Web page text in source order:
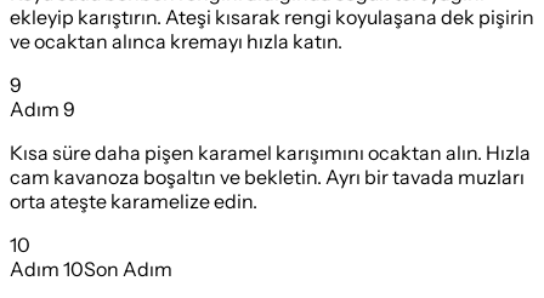
ekleyip karıştırın. Ateşi kısarak rengi koyulaşana dek pişirin
ve ocaktan alınca kremayı hızla katın.
9
Adım 9
Kısa süre daha pişen karamel karışımını ocaktan alın. Hızla
cam kavanoza boşaltın ve bekletin. Ayrı bir tavada muzları
orta ateşte karamelize edin.
10
Adım 10Son Adım